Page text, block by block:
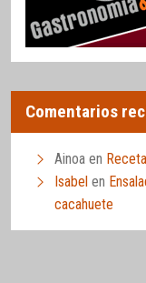
Comentarios
Ainoa en
Isabel en
cacahuete